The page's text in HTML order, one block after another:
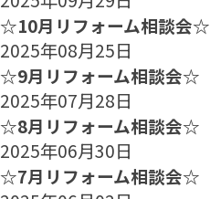
☆10月リフォーム相談会☆
2025年08月25日
☆9月リフォーム相談会☆
2025年07月28日
☆8月リフォーム相談会☆
2025年06月30日
☆7月リフォーム相談会☆